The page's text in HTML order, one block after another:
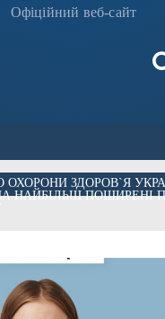
Офіційний веб-сайт
ОХОРОНИ ЗДОРОВ`Я
НАЙБІЛЬШ ПОШИРЕНІ